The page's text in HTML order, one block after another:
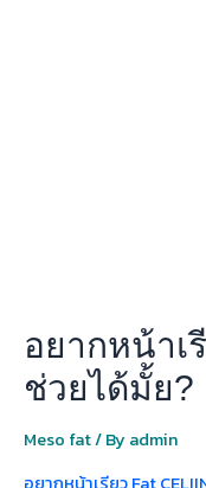
อยากหน้าเ
ช่วยได้มั้ย?
Meso fat/ By admin